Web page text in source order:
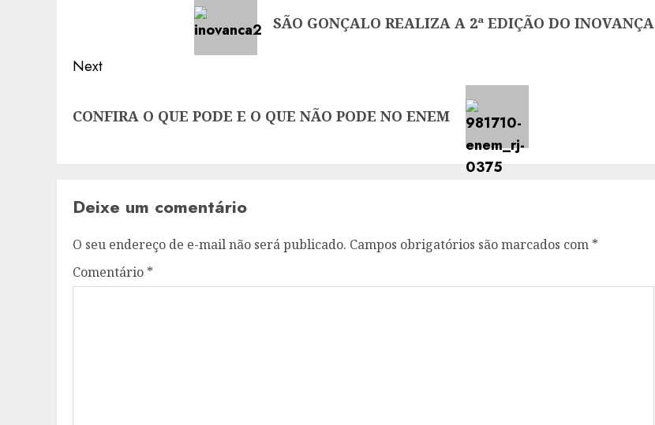
SÃO GONÇALO REALIZA A 2ª EDIÇÃO DO INOVANÇA
Next
post:
CONFIRA O QUE PODE E O QUE NÃO PODE NO ENEM
Deixe um comentário
O seu endereço de e-mail não será publicado. Campos obrigatórios são marcados com *
Comentário *